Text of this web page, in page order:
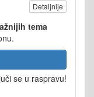
Detaljnije
tema
se u raspravu!